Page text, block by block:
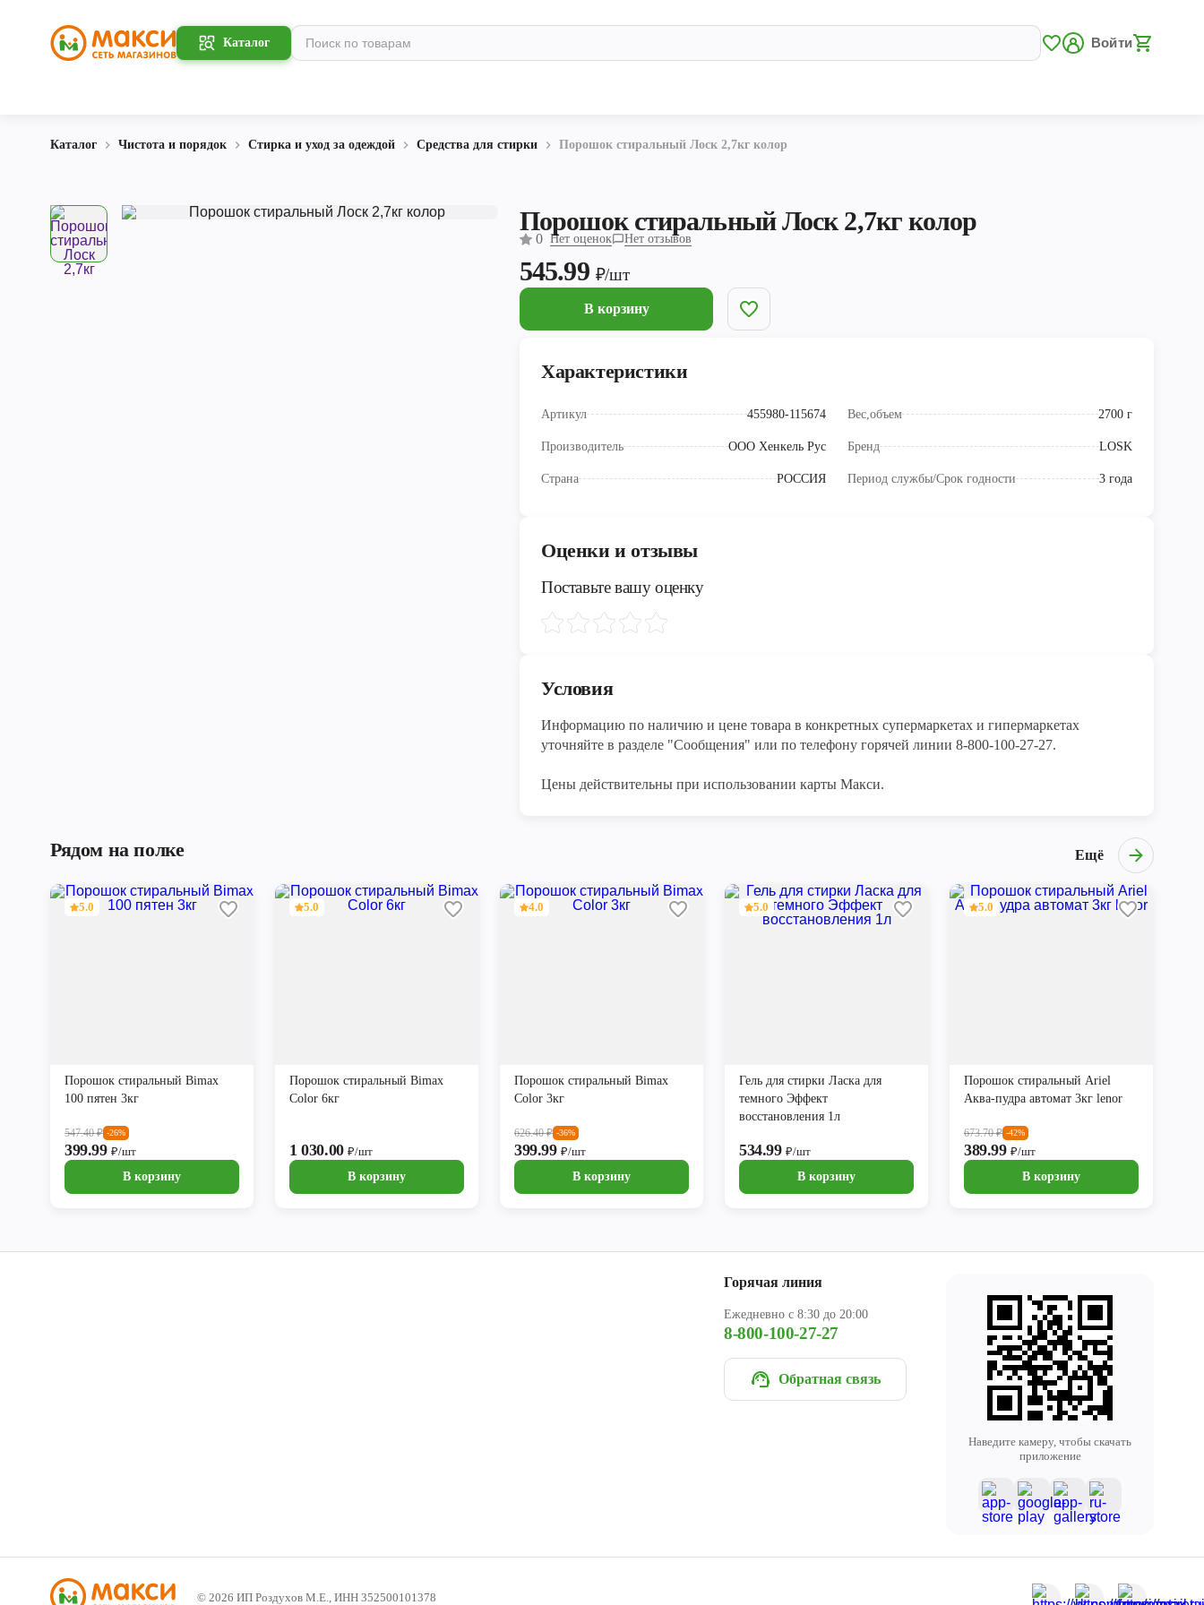
Каталог Войти
Каталог Чистота и порядок Стирка и уход за одеждой Средства для стирки Порошок стиральный Лоск 2,7кг колор
Порошок стиральный Лоск 2,7кг колор
0 Нет оценок Нет отзывов
545.99 ₽/шт
В корзину
Характеристики
Артикул 455980-115674 Вес,объем 2700 г
Производитель ООО Хенкель Рус Бренд LOSK
Страна РОССИЯ Период службы/Срок годности 3 года
Оценки и отзывы
Поставьте вашу оценку
Условия
Информацию по наличию и цене товара в конкретных супермаркетах и гипермаркетах
уточняйте в разделе "Сообщения" или по телефону горячей линии 8-800-100-27-27.
Цены действительны при использовании карты Макси.
Рядом на полке Ещё
5.0
Порошок стиральный Bimax
100 пятен 3кг
547.40₽ -26%
399.99₽/шт
В корзину
5.0
Порошок стиральный Bimax
Color 6кг
1 030.00₽/шт
В корзину
4.0
Порошок стиральный Bimax
Color 3кг
626.40₽ -36%
399.99₽/шт
В корзину
5.0
Гель для стирки Ласка для
темного Эффект
восстановления 1л
534.99₽/шт
В корзину
5.0
Порошок стиральный Ariel
Аква-пудра автомат 3кг lenor
673.70₽ -42%
389.99₽/шт
В корзину
Горячая линия
Ежедневно с 8:30 до 20:00
8-800-100-27-27
Обратная связь
Наведите камеру, чтобы скачать
приложение
© 2026 ИП Роздухов М.Е., ИНН 352500101378